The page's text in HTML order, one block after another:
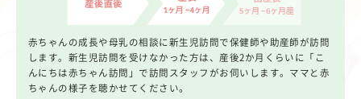
赤ちゃんの成長や母乳の相談に新生児訪問で保健師や助産師が訪問
します。新生児訪問を受けなかった方は、産後2か月くらいに「こ
んにちは赤ちゃん訪問」で訪問スタッフがお伺いします。ママと赤
ちゃんの様子を聴かせてください。